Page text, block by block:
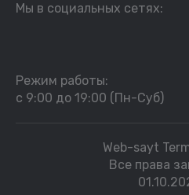
Мы в социальных сетях:
Режим работы:
с 9:00 до 19:00 (Пн-Суб)
Web-sayt
Все права